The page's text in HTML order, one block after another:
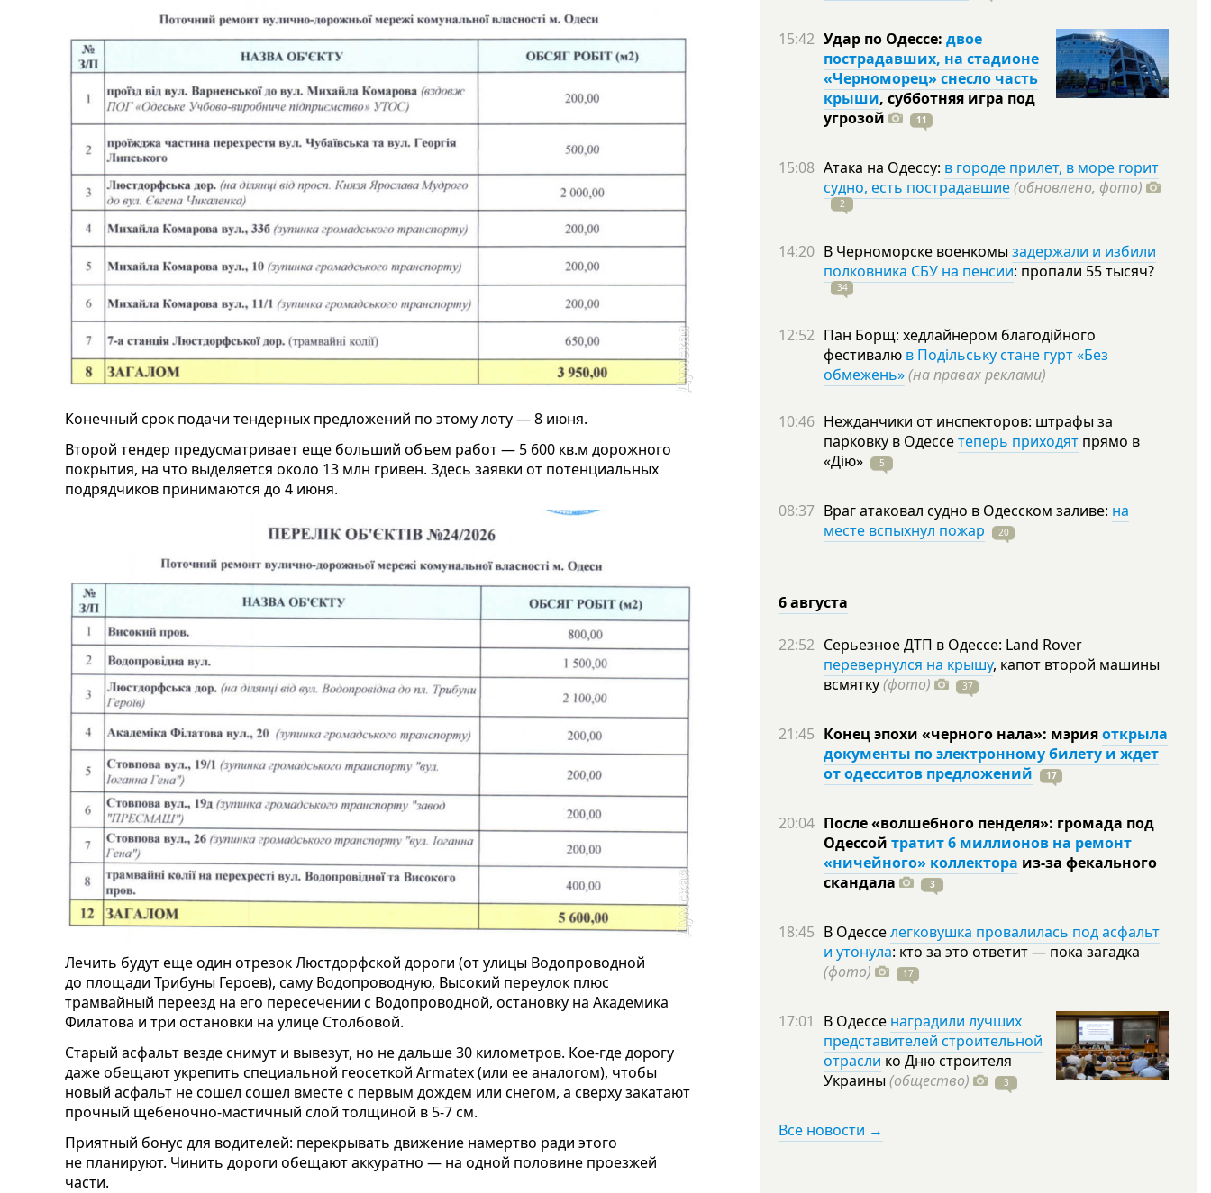
Конечный срок подачи тендерных предложений по этому лоту — 8 июня.
Второй тендер предусматривает еще больший объем работ — 5 600 кв.м дорожного
покрытия, на что выделяется около 13 млн гривен. Здесь заявки от потенциальных
подрядчиков принимаются до 4 июня.
Лечить будут еще один отрезок Люстдорфской дороги (от улицы Водопроводной
до площади Трибуны Героев), саму Водопроводную, Высокий переулок плюс
трамвайный переезд на его пересечении с Водопроводной, остановку на Академика
Филатова и три остановки на улице Столбовой.
Старый асфальт везде снимут и вывезут, но не дальше 30 километров. Кое-где дорогу
даже обещают укрепить специальной геосеткой Armatex (или ее аналогом), чтобы
новый асфальт не сошел сошел вместе с первым дождем или снегом, а сверху закатают
прочный щебеночно-мастичный слой толщиной в 5-7 см.
Приятный бонус для водителей: перекрывать движение намертво ради этого
не планируют. Чинить дороги обещают аккуратно — на одной половине проезжей
части.
15:42 Удар по Одессе: двое
пострадавших, на стадионе
«Черноморец» снесло часть
крыши, субботняя игра под
угрозой
11
15:08 Атака на Одессу: в городе прилет, в море горит
судно, есть пострадавшие(обновлено, фото)
2
14:20 В Черноморске военкомы задержали и избили
полковника СБУ на пенсии: пропали 55тысяч?
34
12:52 Пан Борщ: хедлайнером благодійного
фестивалю в Подільську стане гурт «Без
обмежень»(на правах реклами)
10:46 Нежданчики от инспекторов: штрафы за
парковку в Одессетеперь приходят прямо в
«Дію»
5
08:37 Враг атаковал судно в Одесском заливе: на
месте вспыхнул пожар
20
6 августа
22:52 Серьезное ДТП в Одессе: Land Rover
перевернулся на крышу, капот второй машины
всмятку(фото) 37
21:45 Конец эпохи «черного нала»: мэрияоткрыла
документы по электронному билету и ждет
от одесситов предложений
17
20:04 После «волшебного пенделя»: громада под
Одессой тратит 6 миллионов на ремонт
«ничейного» коллектора из-за фекального
скандала
3
18:45 В Одесселегковушка провалилась под асфальт
и утонула: кто за это ответит — пока загадка
(фото)
17
17:01 В Одессе наградили лучших
представителей строительной
отрасли ко Дню строителя
Украины (общество) 3
Все новости →